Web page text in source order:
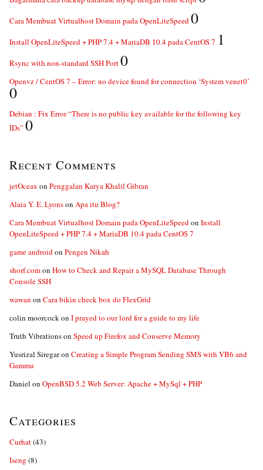
Cara Membuat Virtualhost Domain pada OpenLiteSpeed0
Install OpenLiteSpeed + PHP 7.4 + MariaDB 10.4 pada CentOS 7 1
Rsync with non-standard SSH Port0
Openvz / CentOS 7 – Error: no device found for connection ‘System venet0’
0
Debian : Fix Error “There is no public key available for the following key
IDs” 0
Recent Comments
jetOceax on Penggalan Karya Khalil Gibran
Alaia Y. E. Lyonson Apa itu Blog?
Cara Membuat Virtualhost Domain pada OpenLiteSpeedon Install
OpenLiteSpeed + PHP 7.4 + MariaDB 10.4 pada CentOS 7
game androidon Pengen Nikah
shorf.comon How to Check and Repair a MySQL Database Through
Console SSH
wawan on Cara bikin check box do FlexGrid
colin moorcockon I prayed to our lord for a guide to my life
Truth Vibrationson Speed up Firefox and Conserve Memory
Yusrizal Siregaron Creating a Simple Program Sending SMS with VB6 and
Gammu
Daniel on OpenBSD 5.2 Web Server: Apache + MySql + PHP
Categories
Curhat(43)
Iseng (8)